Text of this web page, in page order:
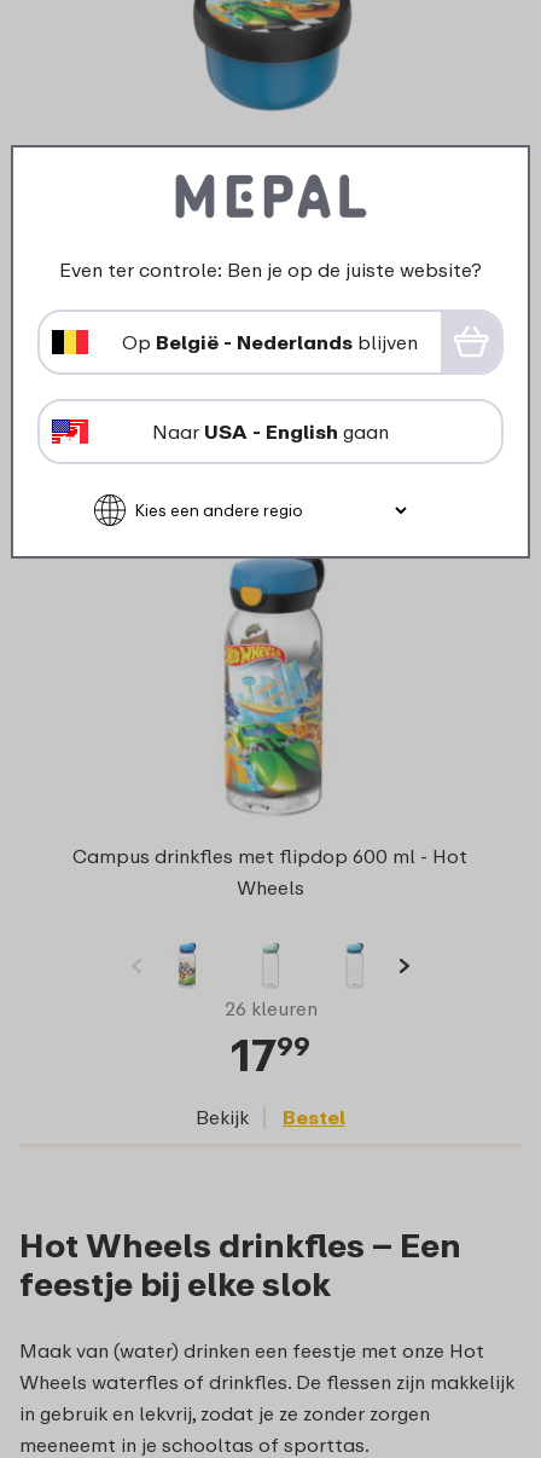
Ontwerp je eigen fruitbox Campus 300 ml -
37 kleuren
1499
Campus drinkfles met flipdop 600 ml - Hot
Wheels
26 kleuren
1799
Bekijk Bestel
Hot Wheels drinkfles – Een
feestje bij elke slok
Maak van (water) drinken een feestje met onze Hot
Wheels waterfles of drinkfles. De flessen zijn makkelijk
in gebruik en lekvrij, zodat je ze zonder zorgen
meeneemt in je schooltas of sporttas.
Even ter controle: Ben je op de juiste website?
Op België - Nederlands blijven
Naar USA - English gaan